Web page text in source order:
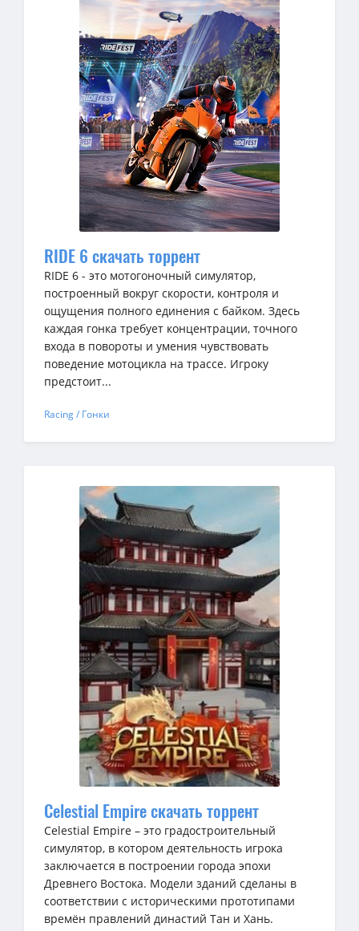
RIDE 6 скачать торрент
RIDE 6 - это мотогоночный симулятор,
построенный вокруг скорости, контроля и
ощущения полного единения с байком. Здесь
каждая гонка требует концентрации, точного
входа в повороты и умения чувствовать
поведение мотоцикла на трассе. Игроку
предстоит...
Racing / Гонки
Celestial Empire скачать торрент
Celestial Empire – это градостроительный
симулятор, в котором деятельность игрока
заключается в построении города эпохи
Древнего Востока. Модели зданий сделаны в
соответствии с историческими прототипами
времён правлений династий Тан и Хань.